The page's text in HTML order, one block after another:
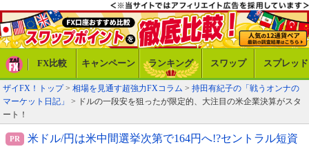
FX比較 キャンペーン ランキング スワップ スプレッド
ザイFX！トップ> 相場を見通す超強力FXコラム > 持田有紀子の「戦うオンナの
マーケット日記」
> ドルの一段安を狙ったが限定的、大注目の米企業決算がスタ
ート！
米ドル/円は米中間選挙次第で164円へ!?セントラル短資